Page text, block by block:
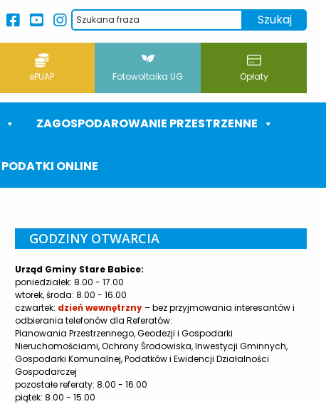
ePUAP Fotowoltaika UG Opłaty
ZAGOSPODAROWANIE PRZESTRZENNE
PODATKI ONLINE
GODZINY OTWARCIA
Urząd Gminy Stare Babice:
poniedziałek: 8.00 - 17.00
wtorek, środa: 8.00 - 16.00
czwartek: dzień wewnętrzny– bez przyjmowania interesantów i
odbierania telefonów dla Referatów:
Planowania Przestrzennego, Geodezji i Gospodarki
Nieruchomościami, Ochrony Środowiska, Inwestycji Gminnych,
Gospodarki Komunalnej, Podatków i Ewidencji Działalności
Gospodarczej
pozostałe referaty: 8.00 - 16.00
piątek: 8.00 - 15.00